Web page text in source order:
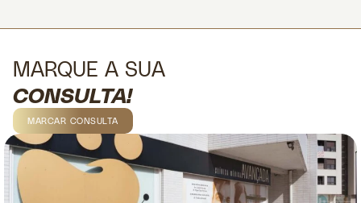
MARQUE A SUA
CONSULTA!
MARCAR CONSULTA